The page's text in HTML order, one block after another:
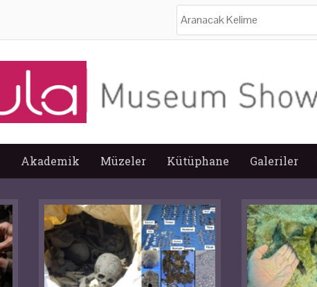
Akademik Müzeler Kütüphane Galeriler